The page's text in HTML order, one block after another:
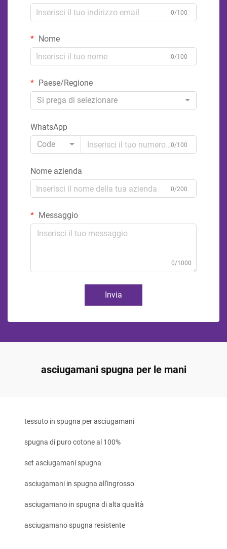
0/100
Nome
0/100
Paese/Regione
Si prega di selezionare
WhatsApp
Code
0/100
Nome azienda
0/200
Messaggio
0/1000
Invia
asciugamani spugna per le mani
tessuto in spugna per asciugamani
spugna di puro cotone al 100%
set asciugamani spugna
asciugamani in spugna all'ingrosso
asciugamano in spugna di alta qualità
asciugamano spugna resistente